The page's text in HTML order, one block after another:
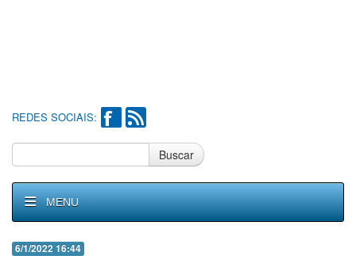
REDES SOCIAIS:
Buscar
MENU
6/1/2022 16:44